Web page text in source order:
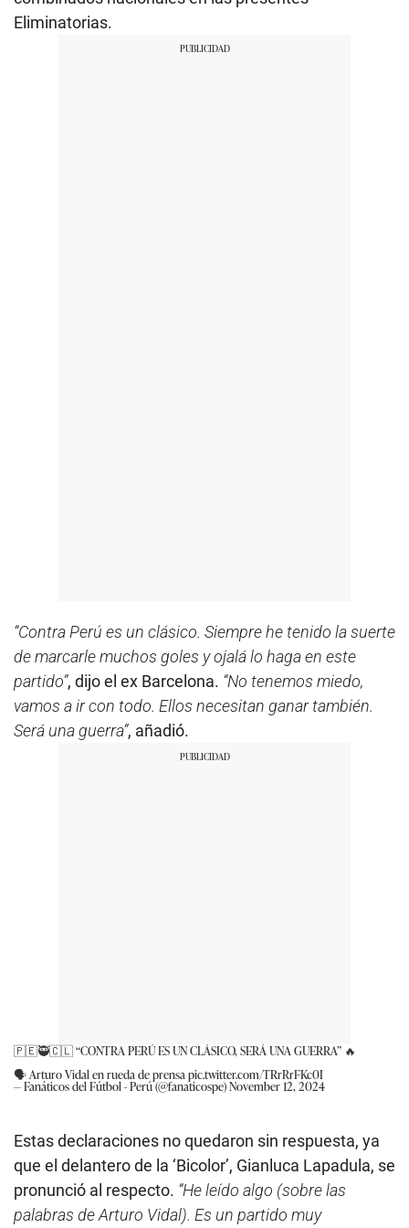
Eliminatorias.
“Contra Perú es un clásico. Siempre he tenido la suerte
de marcarle muchos goles y ojalá lo haga en este
partido”, dijo el ex Barcelona. “No tenemos miedo,
vamos a ir con todo. Ellos necesitan ganar también.
Será una guerra”, añadió.
🇵🇪🥷🇨🇱 “CONTRA PERÚ ES UN CLÁSICO, SERÁ UNA GUERRA” 🔥
🗣️ Arturo Vidal en rueda de prensa pic.twitter.com/TRrRrFKc0I
— Fanáticos del Fútbol - Perú (@fanaticospe)November 12, 2024
Estas declaraciones no quedaron sin respuesta, ya
que el delantero de la ‘Bicolor’, Gianluca Lapadula, se
pronunció al respecto. “He leído algo (sobre las
palabras de Arturo Vidal). Es un partido muy